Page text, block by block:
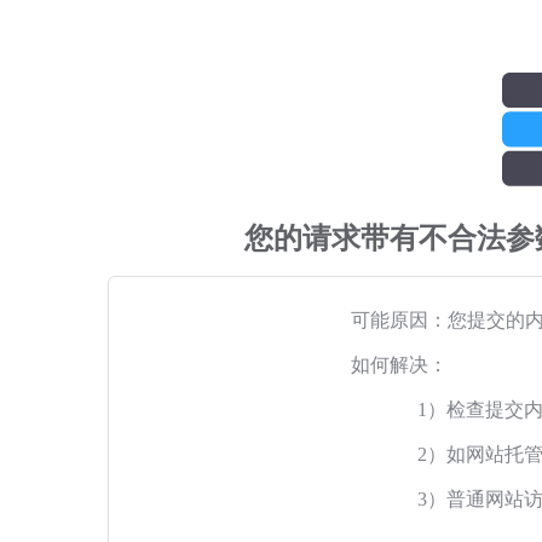
您的请求带有不合法
可能原因：您提交的
如何解决：
1）检查提交
2）如网站托
3）普通网站